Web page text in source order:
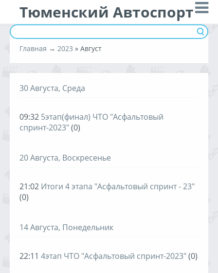
Тюменский Автоспорт
Главная → 2023 » Август
30 Августа, Среда
09:32 5этап(финал) ЧТО "Асфальтовый
спринт-2023"(0)
20 Августа, Воскресенье
21:02 Итоги 4 этапа "Асфальтовый спринт - 23"
(0)
14 Августа, Понедельник
22:11 4этап ЧТО "Асфальтовый спринт-2023"(0)